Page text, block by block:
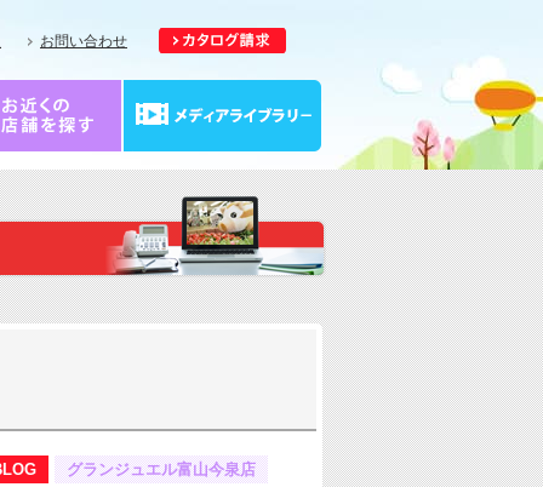
お問い合わせ
グランジュエル富山今泉店